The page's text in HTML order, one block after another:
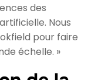
des
Nous
pour faire
échelle. »